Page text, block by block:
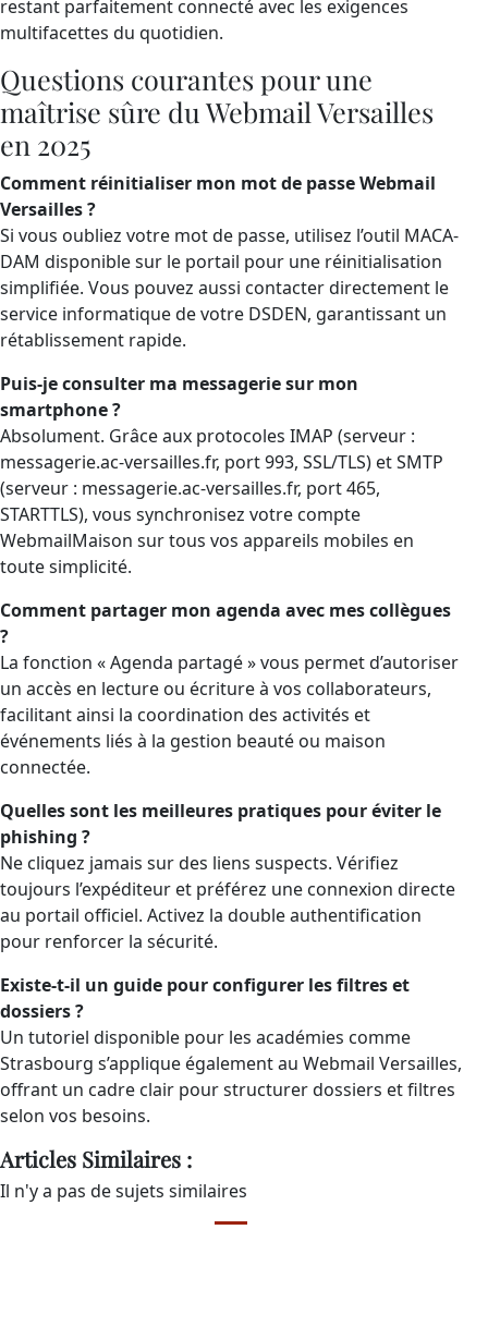
restant parfaitement connecté avec les exigences
multifacettes du quotidien.
Questions courantes pour une
maîtrise sûre du Webmail Versailles
en 2025
Comment réinitialiser mon mot de passe Webmail
Versailles ?
Si vous oubliez votre mot de passe, utilisez l’outil MACA-
DAM disponible sur le portail pour une réinitialisation
simplifiée. Vous pouvez aussi contacter directement le
service informatique de votre DSDEN, garantissant un
rétablissement rapide.
Puis-je consulter ma messagerie sur mon
smartphone ?
Absolument. Grâce aux protocoles IMAP (serveur :
messagerie.ac-versailles.fr, port 993, SSL/TLS) et SMTP
(serveur : messagerie.ac-versailles.fr, port 465,
STARTTLS), vous synchronisez votre compte
WebmailMaison sur tous vos appareils mobiles en
toute simplicité.
Comment partager mon agenda avec mes collègues
?
La fonction « Agenda partagé » vous permet d’autoriser
un accès en lecture ou écriture à vos collaborateurs,
facilitant ainsi la coordination des activités et
événements liés à la gestion beauté ou maison
connectée.
Quelles sont les meilleures pratiques pour éviter le
phishing ?
Ne cliquez jamais sur des liens suspects. Vérifiez
toujours l’expéditeur et préférez une connexion directe
au portail officiel. Activez la double authentification
pour renforcer la sécurité.
Existe-t-il un guide pour configurer les filtres et
dossiers ?
Un tutoriel disponible pour les académies comme
Strasbourg s’applique également au Webmail Versailles,
offrant un cadre clair pour structurer dossiers et filtres
selon vos besoins.
Articles Similaires :
Il n'y a pas de sujets similaires